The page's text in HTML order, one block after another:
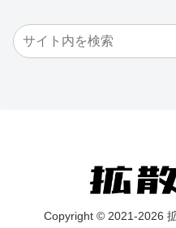
Copyright © 2021-2026